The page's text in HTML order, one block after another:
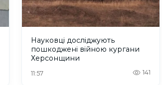
Науковці досліджують
пошкоджені війною кургани
Херсонщини
11:57 141